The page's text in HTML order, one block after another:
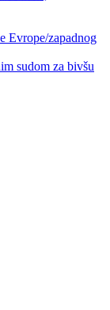
Evrope/zapadnog
sudom za bivšu